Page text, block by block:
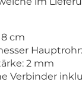
cm
2 mm
Verbinder